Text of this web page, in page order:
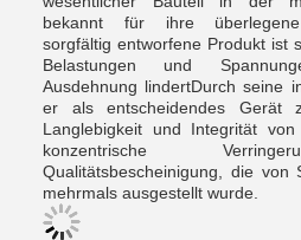
bekannt für ihre überlegene
sorgfältig entworfene Produkt ist
Belastungen und
Ausdehnung lindertDurch seine
er als entscheidendes Gerät
Langlebigkeit und Integrität von
konzentrische
Qualitätsbescheinigung, die von
mehrmals ausgestellt wurde.